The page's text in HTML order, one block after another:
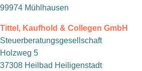
99974 Mühlhausen
Tittel, Kaufhold & Collegen GmbH
Steuerberatungsgesellschaft
Holzweg 5
37308 Heilbad Heiligenstadt